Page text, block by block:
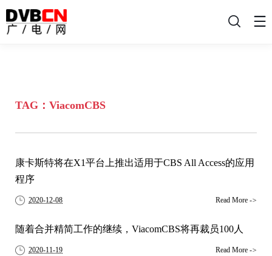
搜
TAG：ViacomCBS
康卡斯特将在X1平台上推出适用于CBS All Access的应用
程序
2020-12-08 Read More ->
随着合并精简工作的继续，ViacomCBS将再裁员100人
2020-11-19 Read More ->